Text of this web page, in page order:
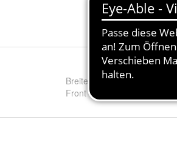
Breite
Front - Farbe